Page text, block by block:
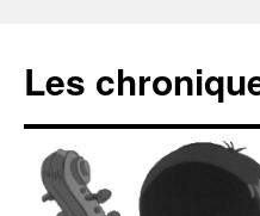
Les